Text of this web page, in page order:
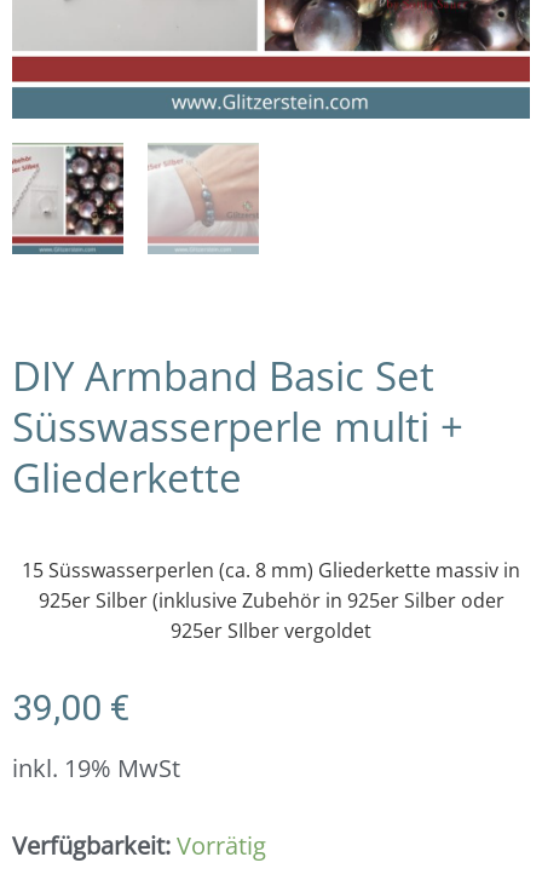
DIY Armband Basic Set
Süsswasserperle multi +
Gliederkette
15 Süsswasserperlen (ca. 8 mm) Gliederkette massiv in
925er Silber (inklusive Zubehör in 925er Silber oder
925er SIlber vergoldet
39,00 €
inkl. 19% MwSt
Verfügbarkeit:Vorrätig
DIY